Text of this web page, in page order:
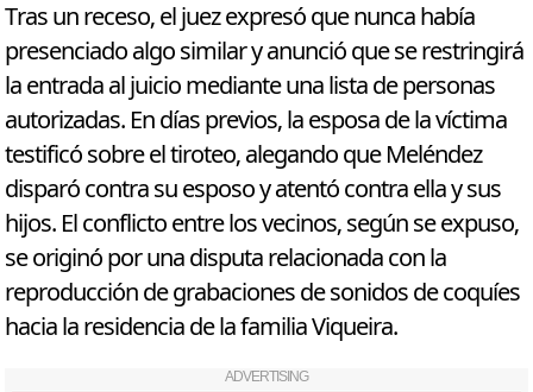
Tras un receso, el juez expresó que nunca había
presenciado algo similar y anunció que se restringirá
la entrada al juicio mediante una lista de personas
autorizadas. En días previos, la esposa de la víctima
testificó sobre el tiroteo, alegando que Meléndez
disparó contra su esposo y atentó contra ella y sus
hijos. El conflicto entre los vecinos, según se expuso,
se originó por una disputa relacionada con la
reproducción de grabaciones de sonidos de coquíes
hacia la residencia de la familia Viqueira.
ADVERTISING